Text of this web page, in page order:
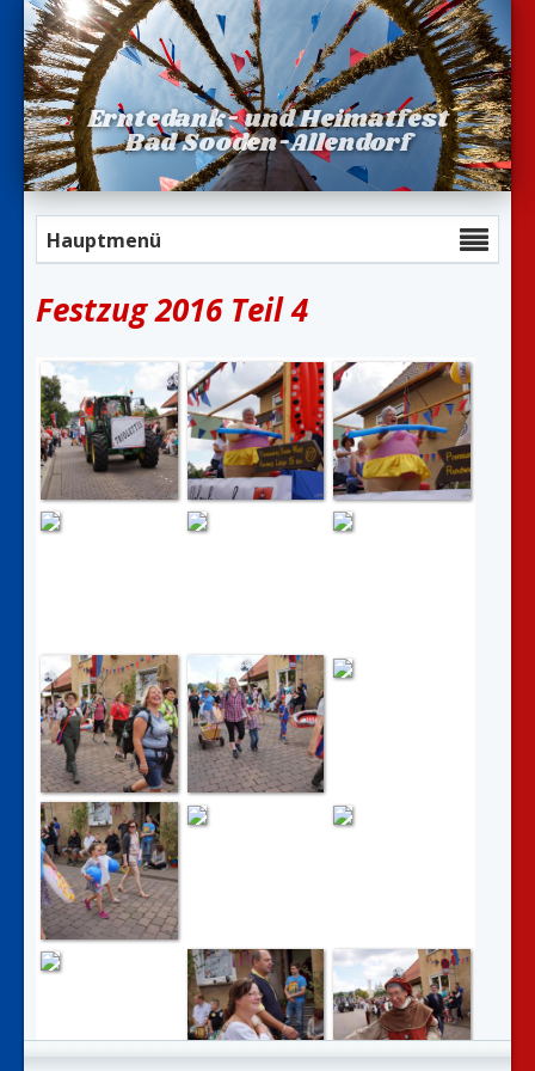
Erntedank- und Heimatfest
Bad Sooden-Allendorf
Hauptmenü
Festzug 2016 Teil 4